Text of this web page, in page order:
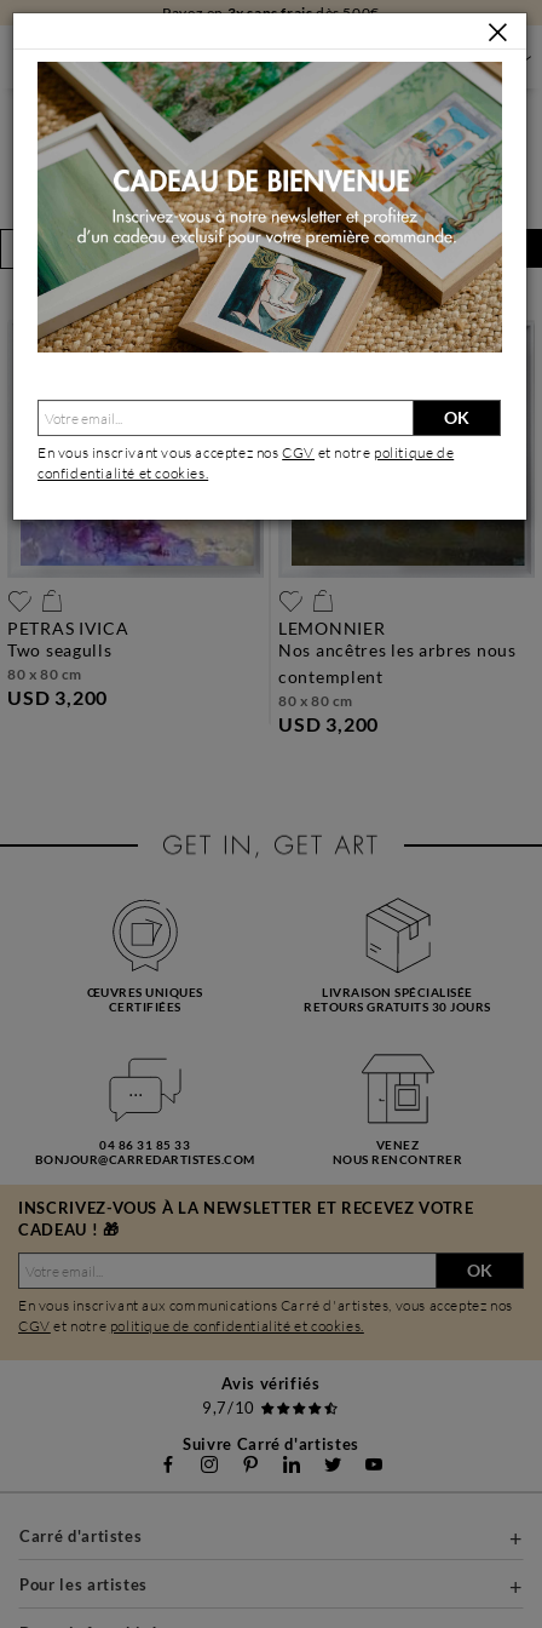
Payez en3x sans fraisdès 500€
NATURE BY MARIKA
NATURE BY MARIKA
FILTRER
(2 œuvres)
Créer une alerte
PETRAS IVICA
two seagulls
80 x 80 cm
USD 3,200
LEMONNIER
nos ancêtres les arbres nous
contemplent
80 x 80 cm
USD 3,200
ŒUVRES UNIQUES
CERTIFIÉES
LIVRAISON SPÉCIALISÉE
RETOURS GRATUITS 30 JOURS
04 86 31 85 33
BONJOUR@CARREDARTISTES.COM
VENEZ
NOUS RENCONTRER
INSCRIVEZ-VOUS À LA NEWSLETTER ET RECEVEZ VOTRE
CADEAU ! 🎁
OK
En vous inscrivant aux communications Carré d'artistes, vous acceptez nos
CGV et notre politique de confidentialité et cookies.
Avis vérifiés
9,7/10
Suivre Carré d'artistes
Carré d'artistes
Pour les artistes
OK
En vous inscrivant vous acceptez nosCGV et notre politique de
confidentialité et cookies.